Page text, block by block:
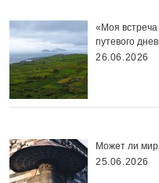
«Моя
путевого
26.06.2026
Может ли
25.06.2026